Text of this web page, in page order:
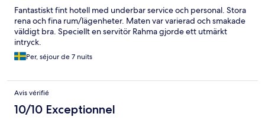
Fantastiskt fint hotell med underbar service och personal. Stora
rena och fina rum/lägenheter. Maten var varierad och smakade
väldigt bra. Speciellt en servitör Rahma gjorde ett utmärkt
intryck.
Per, séjour de 7 nuits
Avis vérifié
10/10 Exceptionnel